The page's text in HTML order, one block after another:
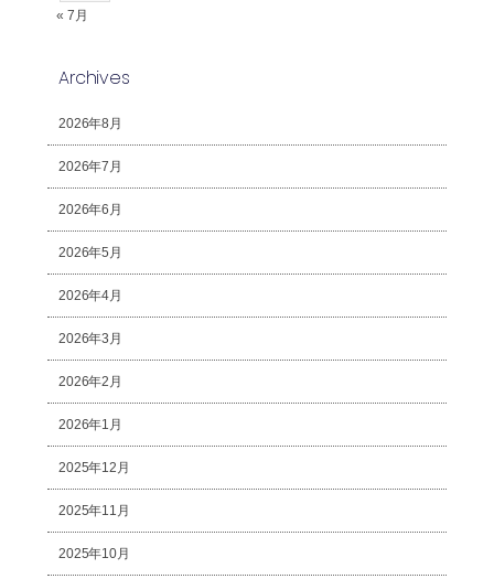
« 7月
Archives
2026年8月
2026年7月
2026年6月
2026年5月
2026年4月
2026年3月
2026年2月
2026年1月
2025年12月
2025年11月
2025年10月